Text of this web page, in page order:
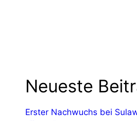
Neueste
Erster Nachwuchs bei